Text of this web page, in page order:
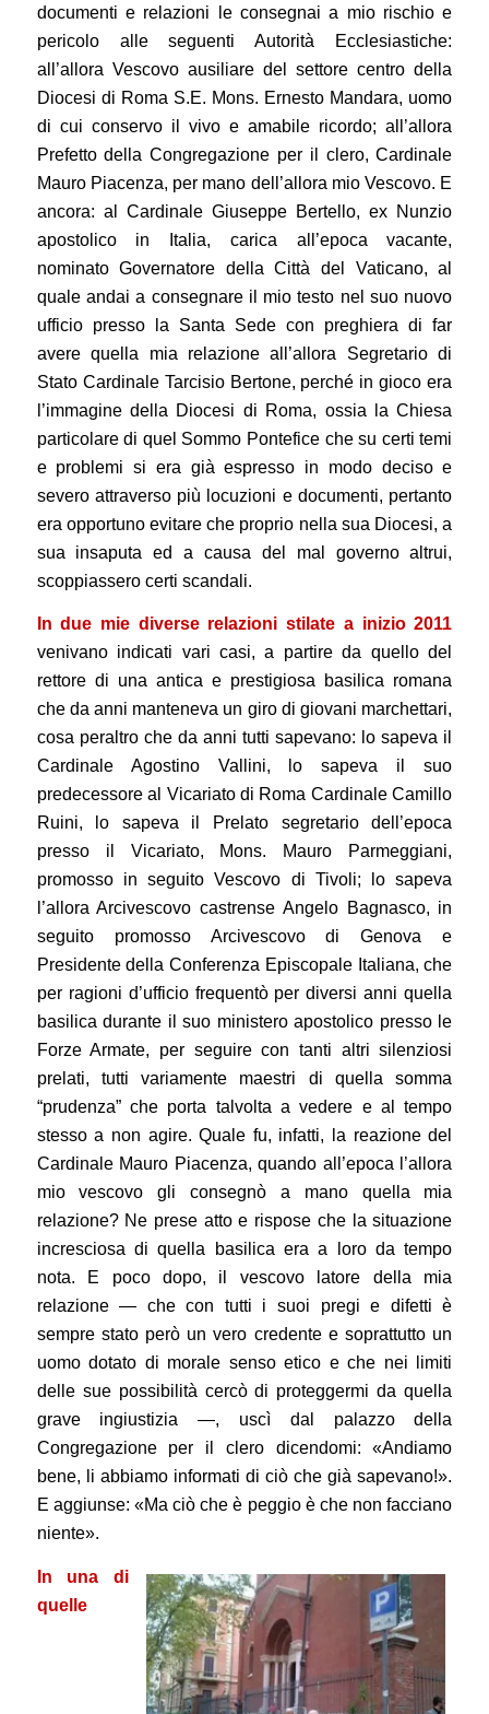
documenti e relazioni le consegnai a mio rischio e
pericolo alle seguenti Autorità Ecclesiastiche:
all’allora Vescovo ausiliare del settore centro della
Diocesi di Roma S.E. Mons. Ernesto Mandara, uomo
di cui conservo il vivo e amabile ricordo; all’allora
Prefetto della Congregazione per il clero, Cardinale
Mauro Piacenza, per mano dell’allora mio Vescovo. E
ancora: al Cardinale Giuseppe Bertello, ex Nunzio
apostolico in Italia, carica all’epoca vacante,
nominato Governatore della Città del Vaticano, al
quale andai a consegnare il mio testo nel suo nuovo
ufficio presso la Santa Sede con preghiera di far
avere quella mia relazione all’allora Segretario di
Stato Cardinale Tarcisio Bertone, perché in gioco era
l’immagine della Diocesi di Roma, ossia la Chiesa
particolare di quel Sommo Pontefice che su certi temi
e problemi si era già espresso in modo deciso e
severo attraverso più locuzioni e documenti, pertanto
era opportuno evitare che proprio nella sua Diocesi, a
sua insaputa ed a causa del mal governo altrui,
scoppiassero certi scandali.
In due mie diverse relazioni stilate a inizio 2011
venivano indicati vari casi, a partire da quello del
rettore di una antica e prestigiosa basilica romana
che da anni manteneva un giro di giovani marchettari,
cosa peraltro che da anni tutti sapevano: lo sapeva il
Cardinale Agostino Vallini, lo sapeva il suo
predecessore al Vicariato di Roma Cardinale Camillo
Ruini, lo sapeva il Prelato segretario dell’epoca
presso il Vicariato, Mons. Mauro Parmeggiani,
promosso in seguito Vescovo di Tivoli; lo sapeva
l’allora Arcivescovo castrense Angelo Bagnasco, in
seguito promosso Arcivescovo di Genova e
Presidente della Conferenza Episcopale Italiana, che
per ragioni d’ufficio frequentò per diversi anni quella
basilica durante il suo ministero apostolico presso le
Forze Armate, per seguire con tanti altri silenziosi
prelati, tutti variamente maestri di quella somma
“prudenza” che porta talvolta a vedere e al tempo
stesso a non agire. Quale fu, infatti, la reazione del
Cardinale Mauro Piacenza, quando all’epoca l’allora
mio vescovo gli consegnò a mano quella mia
relazione? Ne prese atto e rispose che la situazione
incresciosa di quella basilica era a loro da tempo
nota. E poco dopo, il vescovo latore della mia
relazione — che con tutti i suoi pregi e difetti è
sempre stato però un vero credente e soprattutto un
uomo dotato di morale senso etico e che nei limiti
delle sue possibilità cercò di proteggermi da quella
grave ingiustizia —, uscì dal palazzo della
Congregazione per il clero dicendomi: «Andiamo
bene, li abbiamo informati di ciò che già sapevano!».
E aggiunse: «Ma ciò che è peggio è che non facciano
niente».
In una di
quelle